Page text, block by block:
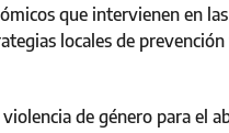
que intervienen en
locales de prevención
de género para el